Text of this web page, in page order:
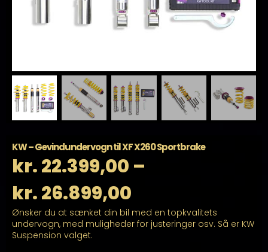
KW – Gevindundervogn til XF X260 Sportbrake
kr.22.399,00 –
kr.26.899,00
kr. 22.399,00
Ønsker du at sænket din bil med en topkvalitets
undervogn, med muligheder for justeringer osv. Så er KW
Suspension valget.